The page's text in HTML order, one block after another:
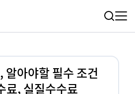
알아야할 필수 조건
료, 실질수수료